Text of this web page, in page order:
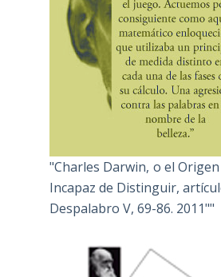
"Charles Darwin, o el
Incapaz de Distinguir,
Despalabro V, 69-86. 2011""